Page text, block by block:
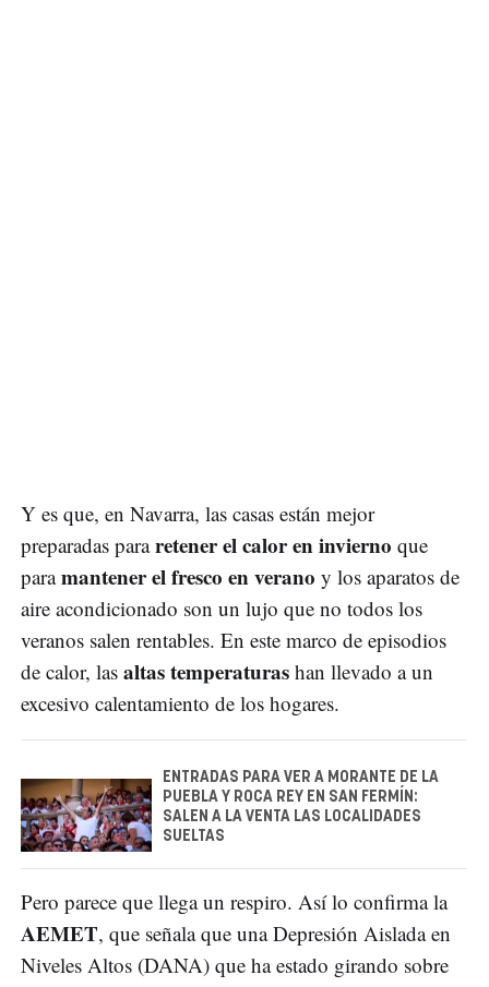
Y es que, en Navarra, las casas están mejor
preparadas pararetener el calor en invierno que
paramantener el fresco en verano y los aparatos de
aire acondicionado son un lujo que no todos los
veranos salen rentables. En este marco de episodios
de calor, las altas temperaturas han llevado a un
excesivo calentamiento de los hogares.
ENTRADAS PARA VER A MORANTE DE LA
PUEBLA Y ROCA REY EN SAN FERMÍN:
SALEN A LA VENTA LAS LOCALIDADES
SUELTAS
Pero parece que llega un respiro. Así lo confirma la
AEMET, que señala que una Depresión Aislada en
Niveles Altos (DANA) que ha estado girando sobre